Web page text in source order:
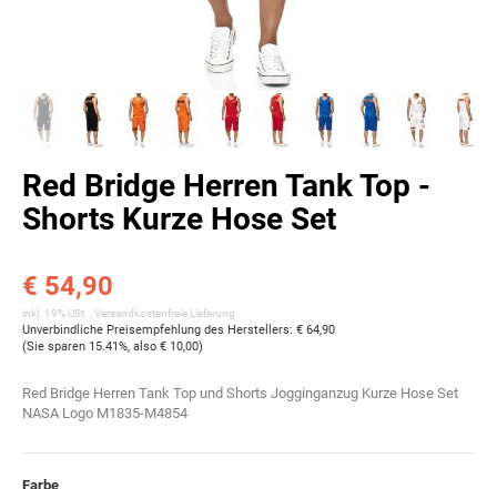
Red Bridge Herren Tank Top -
Shorts Kurze Hose Set
€ 54,90
inkl. 19% USt. , Versandkostenfreie Lieferung
Unverbindliche Preisempfehlung des Herstellers: € 64,90
(Sie sparen 15.41%, also € 10,00)
Red Bridge Herren Tank Top und Shorts Jogginganzug Kurze Hose Set
NASA Logo M1835-M4854
Farbe